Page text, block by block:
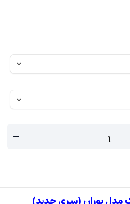
مدل بوران (سری جدید)